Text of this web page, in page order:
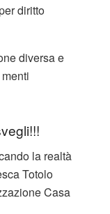
diritto
diversa e
la realtà
Totolo
Casa